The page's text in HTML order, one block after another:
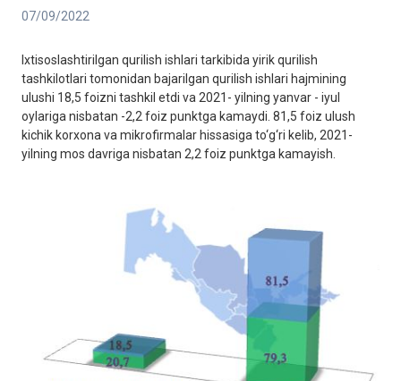
07/09/2022
Ixtisoslashtirilgan qurilish ishlari tarkibida yirik qurilish
tashkilotlari tomonidan bajarilgan qurilish ishlari hajmining
ulushi 18,5 foizni tashkil etdi va 2021- yilning yanvar - iyul
oylariga nisbatan -2,2 foiz punktga kamaydi. 81,5 foiz ulush
kichik korxona va mikrofirmalar hissasiga to‘g‘ri kelib, 2021-
yilning mos davriga nisbatan 2,2 foiz punktga kamayish.